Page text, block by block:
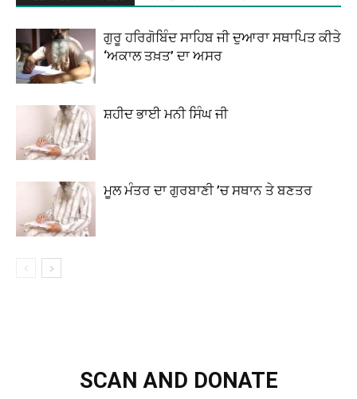
ਗੁਰੂ ਹਰਿਗੋਬਿੰਦ ਸਾਹਿਬ ਜੀ ਦੁਆਰਾ ਸਥਾਪਿਤ ਕੀਤੇ
‘ਅਕਾਲ ਤਖ਼ਤ’ ਦਾ ਅਸਰ
ਸ਼ਹੀਦ ਭਾਈ ਮਨੀ ਸਿੰਘ ਜੀ
ਮੂਲ ਮੰਤਰ ਦਾ ਗੁਰਬਾਣੀ ’ਚ ਸਥਾਨ ਤੇ ਬਣਤਰ
SCAN AND DONATE